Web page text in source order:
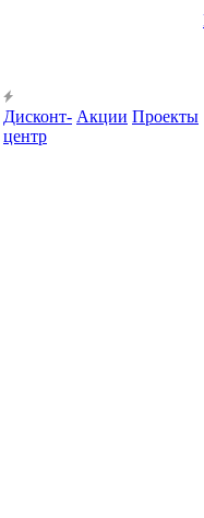
Дисконт-
центр
Акции Проекты